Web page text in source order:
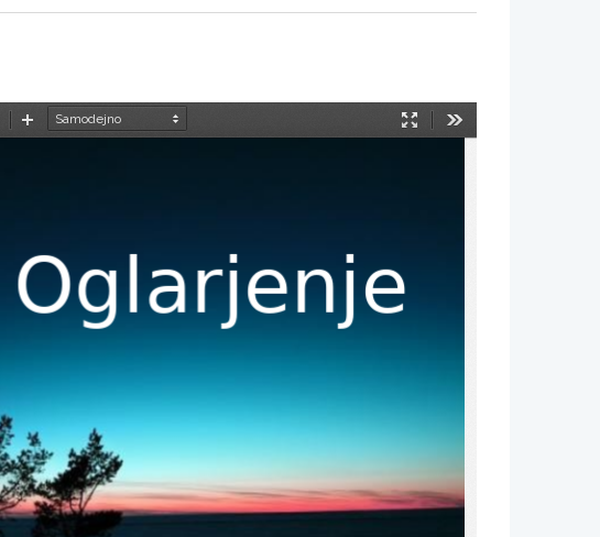
Način
PomanjšajPovečaj
Oglarjenje